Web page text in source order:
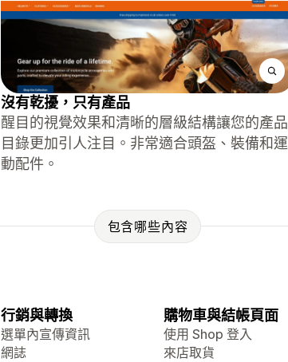
沒有乾擾，只有產品
醒目的視覺效果和清晰的層級結構讓您的產品
目錄更加引人注目。非常適合頭盔、裝備和運
動配件。
包含哪些內容
行銷與轉換
選單內宣傳資訊
網誌
購物車與結帳頁面
使用 Shop 登入
來店取貨